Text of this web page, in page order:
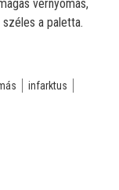
vérnyomás,
a paletta.
infarktus